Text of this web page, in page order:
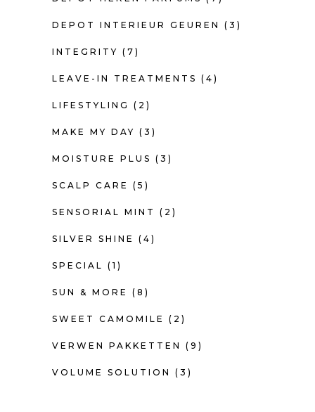
DEPOT INTERIEUR GEUREN (3)
INTEGRITY (7)
LEAVE-IN TREATMENTS (4)
LIFESTYLING (2)
MAKE MY DAY (3)
MOISTURE PLUS (3)
SCALP CARE (5)
SENSORIAL MINT (2)
SILVER SHINE (4)
SPECIAL (1)
SUN & MORE (8)
SWEET CAMOMILE (2)
VERWEN PAKKETTEN (9)
VOLUME SOLUTION (3)